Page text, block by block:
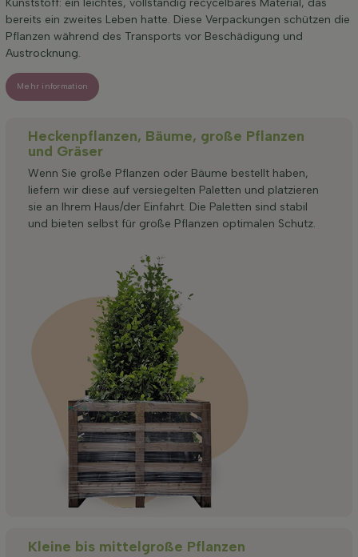
bereits ein zweites Leben hatte. Diese Verpackungen schützen die
Pflanzen während des Transports vor Beschädigung und
Austrocknung.
Mehr information
Heckenpflanzen, Bäume, große Pflanzen
und Gräser
Wenn Sie große Pflanzen oder Bäume bestellt haben,
liefern wir diese auf versiegelten Paletten und platzieren
sie an Ihrem Haus/der Einfahrt. Die Paletten sind stabil
und bieten selbst für große Pflanzen optimalen Schutz.
Kleine bis mittelgroße Pflanzen